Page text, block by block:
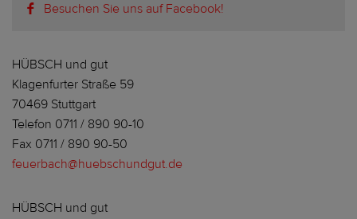
Besuchen Sie uns auf Facebook!
HÜBSCH und gut
Klagenfurter Straße 59
70469 Stuttgart
Telefon 0711 / 890 90-10
Fax 0711 / 890 90-50
feuerbach@huebschundgut.de
HÜBSCH und gut